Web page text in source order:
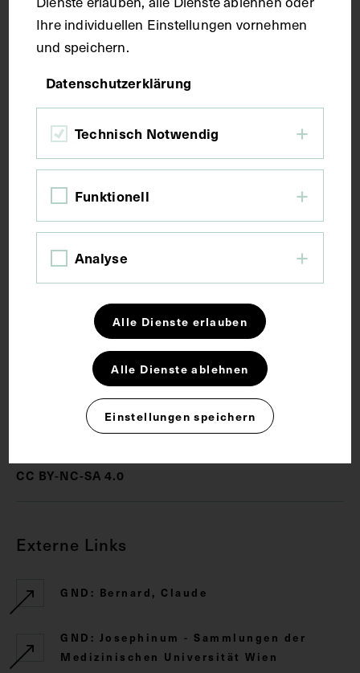
Maße
Bildmaß 16,9 x 25,5 cm
Kurzbeschreibung
Vorlage war das Gemälde von Léon Augustin
Instituts für Geschichte der Medizin, Wien,
versehen.
Physiologe
CC BY-NC-SA 4.0
Externe Links
GND: Bernard, Claude
GND: Josephinum - Sammlungen der
Medizinischen Universität Wien
Ihre individuellen Einstellungen vornehmen
und speichern.
Datenschutzerklärung
Technisch Notwendig
Funktionell
Analyse
Alle Dienste erlauben
Alle Dienste ablehnen
Einstellungen speichern